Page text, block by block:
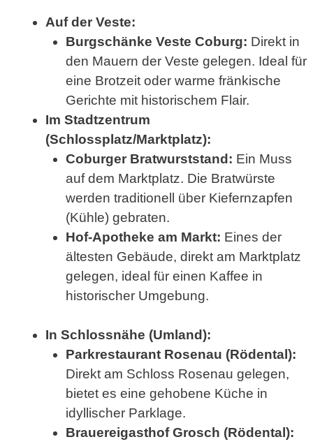
Auf der Veste:
Burgschänke Veste Coburg: Direkt in
den Mauern der Veste gelegen. Ideal für
eine Brotzeit oder warme fränkische
Gerichte mit historischem Flair.
Im Stadtzentrum
(Schlossplatz/Marktplatz):
Coburger Bratwurststand: Ein Muss
auf dem Marktplatz. Die Bratwürste
werden traditionell über Kiefernzapfen
(Kühle) gebraten.
Hof-Apotheke am Markt: Eines der
ältesten Gebäude, direkt am Marktplatz
gelegen, ideal für einen Kaffee in
historischer Umgebung.
In Schlossnähe (Umland):
Parkrestaurant Rosenau (Rödental):
Direkt am Schloss Rosenau gelegen,
bietet es eine gehobene Küche in
idyllischer Parklage.
Brauereigasthof Grosch (Rödental):